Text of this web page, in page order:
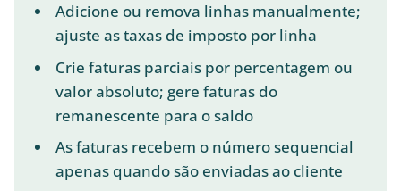
Adicione ou remova linhas manualmente;
ajuste as taxas de imposto por linha
Crie faturas parciais por percentagem ou
valor absoluto; gere faturas do
remanescente para o saldo
As faturas recebem o número sequencial
apenas quando são enviadas ao cliente